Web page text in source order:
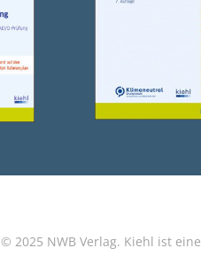
© 2025 NWB Verlag. Kiehl ist